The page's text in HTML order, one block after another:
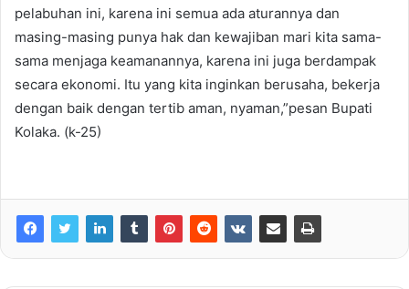
pelabuhan ini, karena ini semua ada aturannya dan
masing-masing punya hak dan kewajiban mari kita sama-
sama menjaga keamanannya, karena ini juga berdampak
secara ekonomi. Itu yang kita inginkan berusaha, bekerja
dengan baik dengan tertib aman, nyaman,”pesan Bupati
Kolaka. (k-25)